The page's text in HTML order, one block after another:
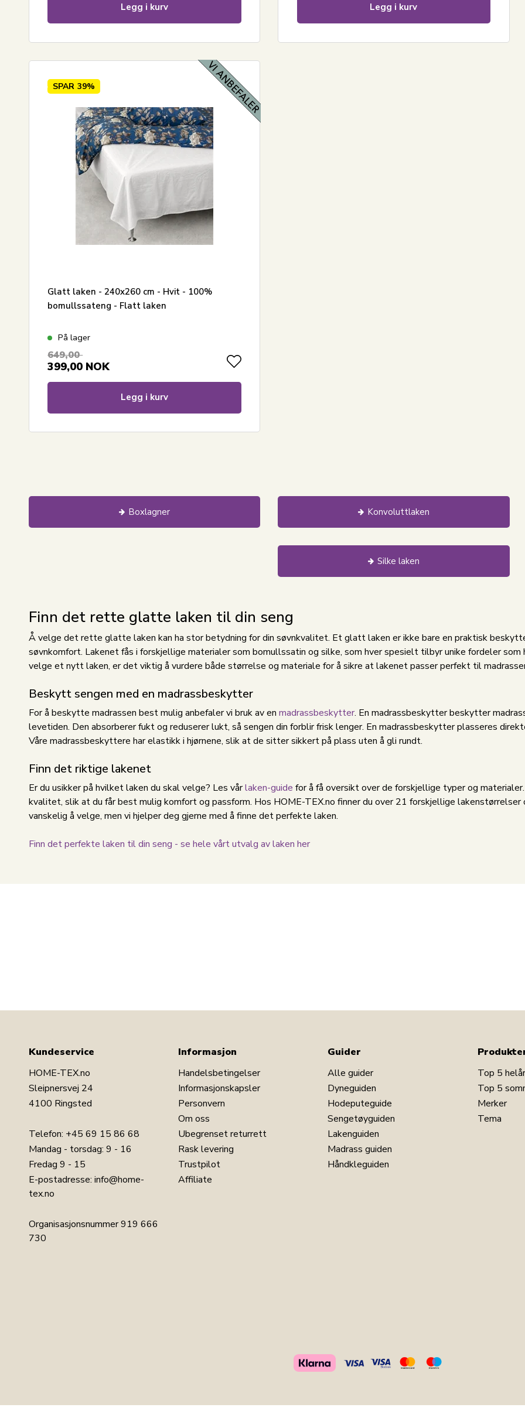
Legg i kurv Legg i kurv
SPAR 39%
Glatt laken - 240x260 cm - Hvit - 100%
bomullssateng - Flatt laken
På lager
649,00
399,00 NOK
Legg i kurv
Boxlagner Konvoluttlaken
Silke laken
Finn det rette glatte laken til din seng
Å velge det rette glatte laken kan ha stor betydning for din søvnkvalitet. Et glatt laken er ikke bare en praktisk
søvnkomfort. Lakenet fås i forskjellige materialer som bomullssatin og silke, som hver spesielt tilbyr unike fordeler
velge et nytt laken, er det viktig å vurdere både størrelse og materiale for å sikre at lakenet passer perfekt til
Beskytt sengen med en madrassbeskytter
For å beskytte madrassen best mulig anbefaler vi bruk av en madrassbeskytter. En madrassbeskytter beskytter
levetiden. Den absorberer fukt og reduserer lukt, så sengen din forblir frisk lenger. En madrassbeskytter plasseres
Våre madrassbeskyttere har elastikk i hjørnene, slik at de sitter sikkert på plass uten å gli rundt.
Finn det riktige lakenet
Er du usikker på hvilket laken du skal velge? Les vårlaken-guide for å få oversikt over de forskjellige typer og
kvalitet, slik at du får best mulig komfort og passform. Hos HOME-TEX.no finner du over 21 forskjellige
vanskelig å velge, men vi hjelper deg gjerne med å finne det perfekte laken.
Finn det perfekte laken til din seng - se hele vårt utvalg av laken her
Kundeservice
HOME-TEX.no
Sleipnersvej 24
4100 Ringsted
Telefon: +45 69 15 86 68
Mandag - torsdag: 9 - 16
Fredag 9 - 15
E-postadresse: info@home-
tex.no
Organisasjonsnummer 919 666
730
Informasjon
Handelsbetingelser
Informasjonskapsler
Personvern
Om oss
Ubegrenset returrett
Rask levering
Trustpilot
Affiliate
Guider
Alle guider
Dyneguiden
Hodeputeguide
Sengetøyguiden
Lakenguiden
Madrass guiden
Håndkleguiden
Top 5
Top 5
Merker
Tema